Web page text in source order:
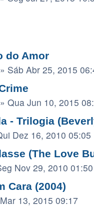
do Amor
» Sáb Abr 25, 2015
» Qua Jun 10, 2015
- Trilogia
Dez 16, 2010 05:05
(The Love
Nov 29, 2010 01:50
Cara (2004)
13, 2015 09:17